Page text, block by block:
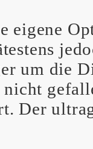
eigene
um die
Der